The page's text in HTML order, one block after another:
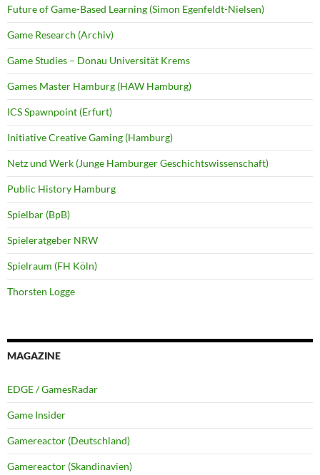
Future of Game-Based Learning (Simon Egenfeldt-Nielsen)
Game Research (Archiv)
Game Studies – Donau Universität Krems
Games Master Hamburg (HAW Hamburg)
ICS Spawnpoint (Erfurt)
Initiative Creative Gaming (Hamburg)
Netz und Werk (Junge Hamburger Geschichtswissenschaft)
Public History Hamburg
Spielbar (BpB)
Spieleratgeber NRW
Spielraum (FH Köln)
Thorsten Logge
MAGAZINE
EDGE / GamesRadar
Game Insider
Gamereactor (Deutschland)
Gamereactor (Skandinavien)